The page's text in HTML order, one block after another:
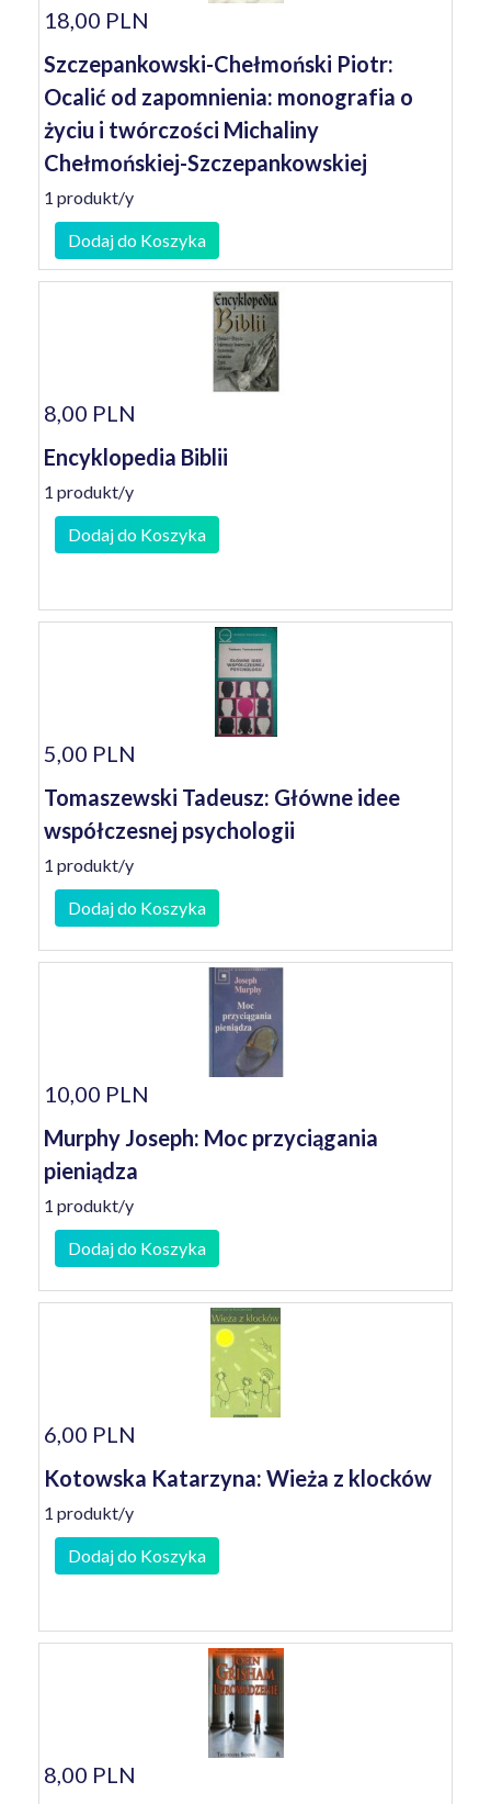
18,00 PLN
Szczepankowski-Chełmoński Piotr:
Ocalić od zapomnienia: monografia o
życiu i twórczości Michaliny
Chełmońskiej-Szczepankowskiej
1 produkt/y
Dodaj do Koszyka
8,00 PLN
Encyklopedia Biblii
1 produkt/y
Dodaj do Koszyka
5,00 PLN
Tomaszewski Tadeusz: Główne idee
współczesnej psychologii
1 produkt/y
Dodaj do Koszyka
10,00 PLN
Murphy Joseph: Moc przyciągania
pieniądza
1 produkt/y
Dodaj do Koszyka
6,00 PLN
Kotowska Katarzyna: Wieża z klocków
1 produkt/y
Dodaj do Koszyka
8,00 PLN